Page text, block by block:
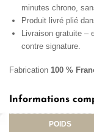
minutes chrono,
Produit livré plié
Livraison gratuite –
contre signature.
Fabrication 100 %
Informations
POIDS